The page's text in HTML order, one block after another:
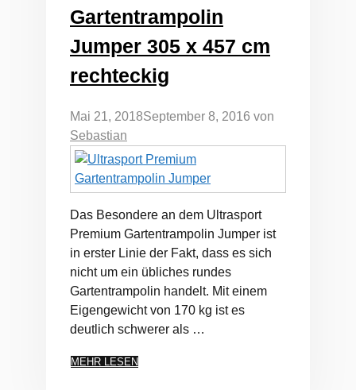
Gartentrampolin
Jumper 305 x 457 cm
rechteckig
Mai 21, 2018September 8, 2016 von
Sebastian
Das Besondere an dem Ultrasport
Premium Gartentrampolin Jumper ist
in erster Linie der Fakt, dass es sich
nicht um ein übliches rundes
Gartentrampolin handelt. Mit einem
Eigengewicht von 170 kg ist es
deutlich schwerer als …
MEHR LESEN